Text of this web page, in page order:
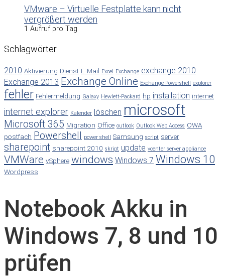
VMware – Virtuelle Festplatte kann nicht
vergrößert werden
1 Aufruf pro Tag
Schlagwörter
2010 Aktivierung Dienst E-Mail Excel Exchange exchange 2010
Exchange 2013 Exchange Online Exchange Powershell explorer
fehler Fehlermeldung Galaxy Hewlett-Packard hp installation internet
internet explorer Kalender löschen microsoft
Microsoft 365 Migration Office outlook Outlook Web Access OWA
postfach Powershell power shell Samsung script server
sharepoint sharepoint 2010 skript update vcenter server appliance
VMWare vSphere windows Windows 7 Windows 10
Wordpress
Notebook Akku in
Windows 7, 8 und 10
prüfen